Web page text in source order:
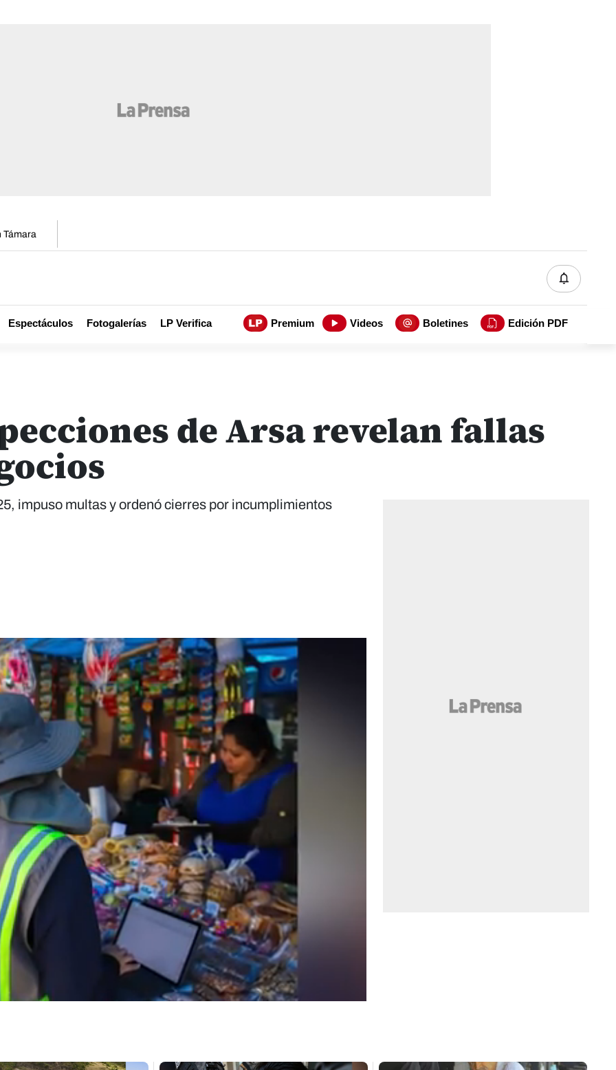
Támara
Espectáculos Fotogalerías LP Verifica Premium Videos Boletines Edición PDF
de Arsa revelan fallas
impuso multas y ordenó cierres por incumplimientos